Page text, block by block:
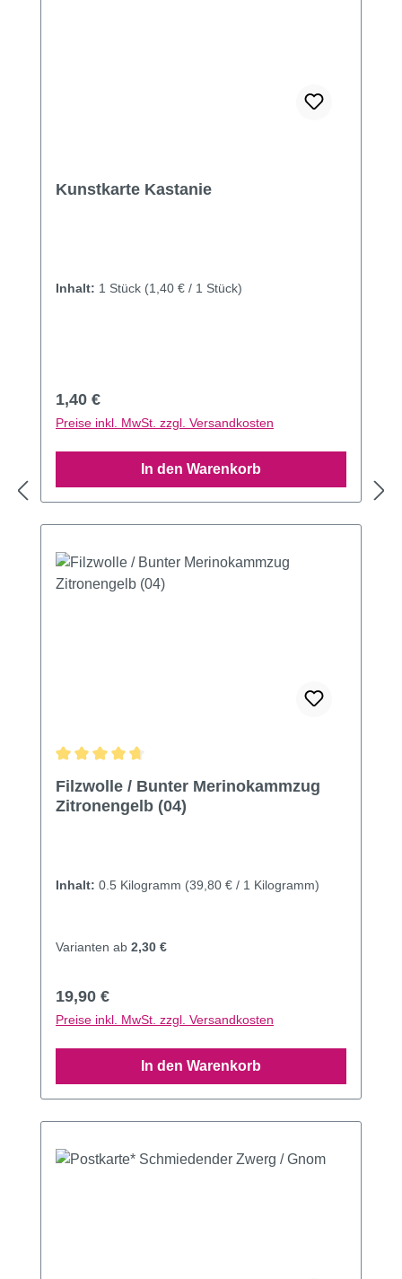
Kunstkarte Kastanie
Inhalt: 1 Stück (1,40 € / 1 Stück)
Regulärer Preis:
1,40 €
Preise inkl. MwSt. zzgl. Versandkosten
In den Warenkorb
Filzwolle / Bunter Merinokammzug
Zitronengelb (04)
Inhalt: 0.5 Kilogramm (39,80 € / 1 Kilogramm)
Varianten ab 2,30 €
Regulärer Preis:
19,90 €
Preise inkl. MwSt. zzgl. Versandkosten
In den Warenkorb